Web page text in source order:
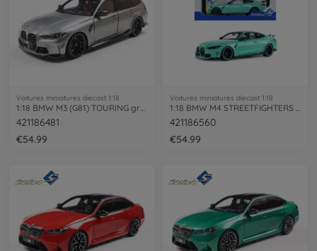
Voitures miniatures diecast 1:18
421186481
€54.99
Voitures miniatures diecast 1:18
421186560
€54.99